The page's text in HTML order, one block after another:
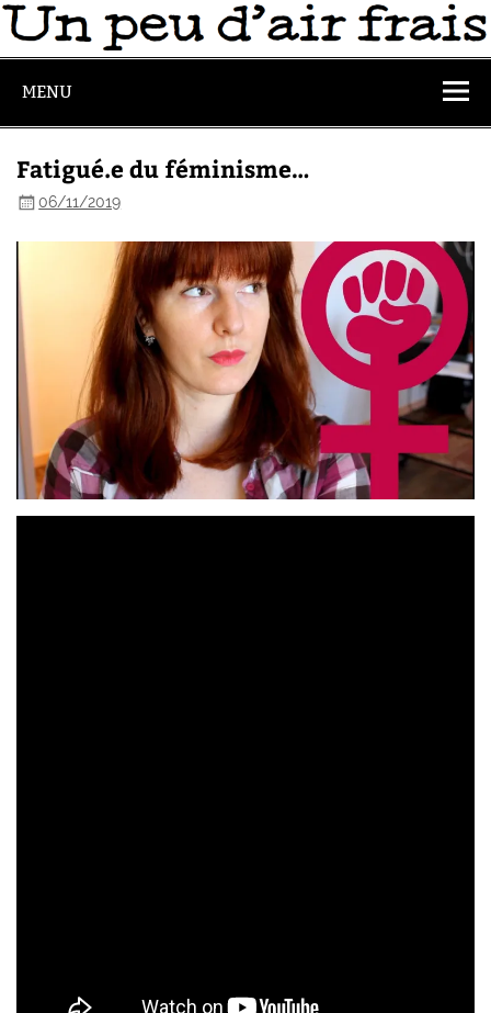
MENU
Fatigué.e du féminisme…
06/11/2019